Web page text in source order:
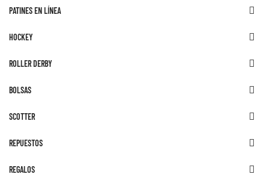
PATINES EN LÍNEA 
HOCKEY 
ROLLER DERBY 
BOLSAS 
SCOTTER 
REPUESTOS 
REGALOS 